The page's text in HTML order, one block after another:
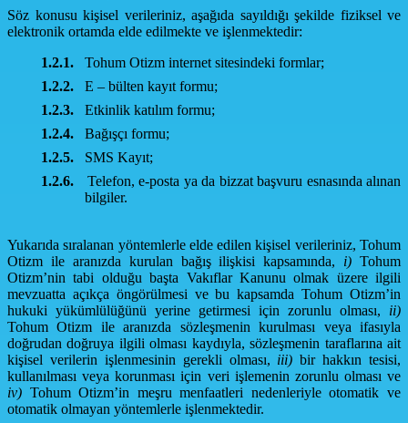
Söz konusu kişisel verileriniz, aşağıda sayıldığı şekilde fiziksel ve
elektronik ortamda elde edilmekte ve işlenmektedir:
1.2.1.
Tohum Otizm internet sitesindeki formlar;
1.2.2.
E – bülten kayıt formu;
1.2.3.
Etkinlik katılım formu;
1.2.4.
Bağışçı formu;
1.2.5.
SMS Kayıt;
1.2.6.
Telefon, e-posta ya da bizzat başvuru esnasında alınan
bilgiler.
Yukarıda sıralanan yöntemlerle elde edilen kişisel verileriniz, Tohum
Otizm ile aranızda kurulan bağış ilişkisi kapsamında, i) Tohum
Otizm’nin tabi olduğu başta Vakıflar Kanunu olmak üzere ilgili
mevzuatta açıkça öngörülmesi ve bu kapsamda Tohum Otizm’in
hukuki yükümlülüğünü yerine getirmesi için zorunlu olması, ii)
Tohum Otizm ile aranızda sözleşmenin kurulması veya ifasıyla
doğrudan doğruya ilgili olması kaydıyla, sözleşmenin taraflarına ait
kişisel verilerin işlenmesinin gerekli olması, iii) bir hakkın tesisi,
kullanılması veya korunması için veri işlemenin zorunlu olması ve
iv) Tohum Otizm’in meşru menfaatleri nedenleriyle otomatik ve
otomatik olmayan yöntemlerle işlenmektedir.